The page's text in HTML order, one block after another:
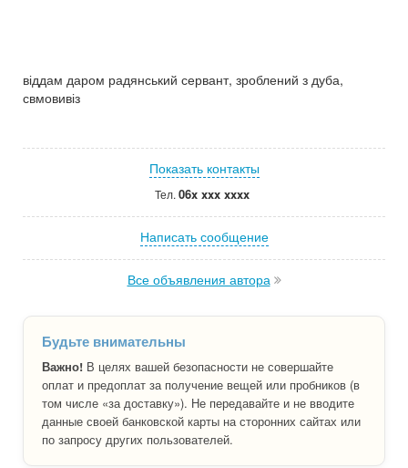
віддам даром радянський сервант, зроблений з дуба,
свмовивіз
Показать контакты
Тел. 06x xxx xxxx
Написать сообщение
Все объявления автора
Будьте внимательны
Важно! В целях вашей безопасности не совершайте
оплат и предоплат за получение вещей или пробников (в
том числе «за доставку»). Не передавайте и не вводите
данные своей банковской карты на сторонних сайтах или
по запросу других пользователей.